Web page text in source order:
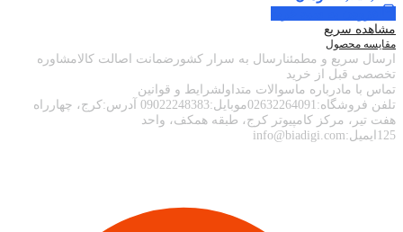
مشاهده سریع
مقایسه محصول
ارسال سریع و مطمئنارسال به سرار کشورضمانت اصالت کالامشاوره
تخصصی قبل از خرید
تماس با مادرباره ماسوالات متداولشرایط و قوانین
تلفن فروشگاه:02632264091موبایل:09022248383 آدرس:کرج، چهارراه
هفت تیر، مرکز کامپیوتر کرج، طبقه همکف، واحد
125ایمیل:info@biadigi.com